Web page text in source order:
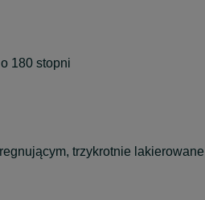
180 stopni
trzykrotnie lakierowane